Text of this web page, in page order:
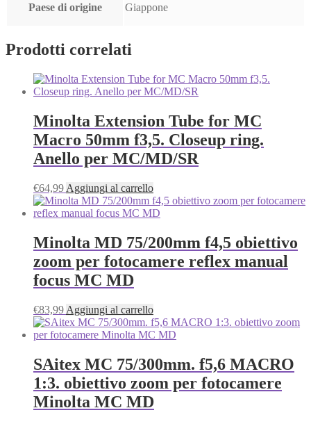
Paese di origine Giappone
Prodotti correlati
Minolta Extension Tube for MC
Macro 50mm f3,5. Closeup ring.
Anello per MC/MD/SR
€64,99 Aggiungi al carrello
Minolta MD 75/200mm f4,5 obiettivo
zoom per fotocamere reflex manual
focus MC MD
€83,99 Aggiungi al carrello
SAitex MC 75/300mm. f5,6 MACRO
1:3. obiettivo zoom per fotocamere
Minolta MC MD